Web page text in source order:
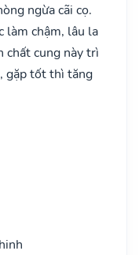
ngừa cãi cọ.
làm chậm, lâu la
chất cung này trì
gặp tốt thì tăng